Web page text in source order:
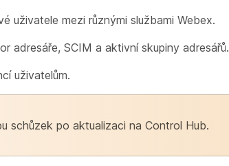
uživatele mezi různými službami Webex.
adresáře, SCIM a aktivní skupiny adresářů.
uživatelům.
schůzek po aktualizaci na Control Hub.